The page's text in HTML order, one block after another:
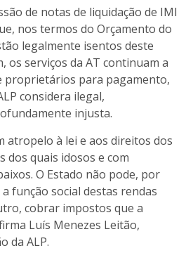
de notas de liquidação de IMI
nos termos do Orçamento do
legalmente isentos deste
os serviços da AT continuam a
proprietários para pagamento,
considera ilegal,
injusta.
atropelo à lei e aos direitos dos
quais idosos e com
O Estado não pode, por
função social destas rendas
cobrar impostos que a
Luís Menezes Leitão,
da ALP.